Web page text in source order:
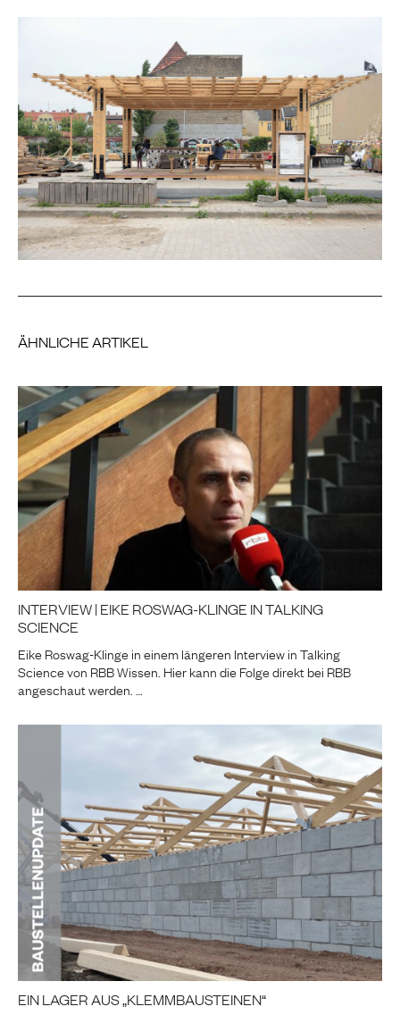
ÄHNLICHE ARTIKEL
INTERVIEW | EIKE ROSWAG-KLINGE IN TALKING
SCIENCE
Eike Roswag-Klinge in einem längeren Interview in Talking
Science von RBB Wissen. Hier kann die Folge direkt bei RBB
angeschaut werden. …
EIN LAGER AUS „KLEMMBAUSTEINEN“